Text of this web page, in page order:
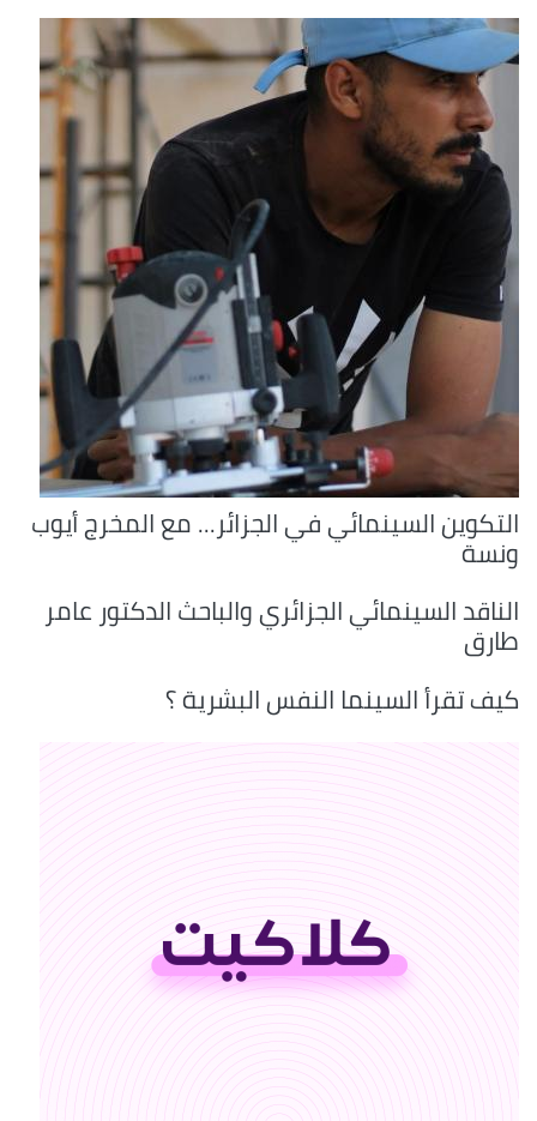
التكوين السينمائي في الجزائر... مع المخرج أيوب
ونسة
الناقد السينمائي الجزائري والباحث الدكتور عامر
طارق
كيف تقرأ السينما النفس البشرية ؟